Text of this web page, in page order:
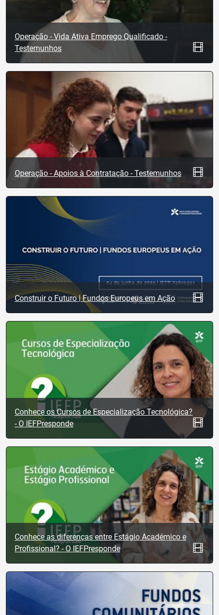
Operação - Vida Ativa Emprego Qualificado -
Testemunhos
Operação - Apoios à Contratação - Testemunhos
Construir o Futuro | Fundos Europeus em Ação
Conhece os Cursos de Especialização Tecnológica?
- O IEFPresponde
Conhece as diferenças entre Estágio Académico e
Profissional? - O IEFPresponde